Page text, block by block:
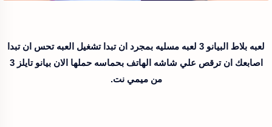
لعبه بلاط البيانو 3 لعبه مسليه بمجرد ان تبدا تشغيل العبه تحس ان تبدا
اصابعك ان ترقص علي شاشه الهاتف بحماسه حملها الان بيانو تايلز 3
من ميمي نت.